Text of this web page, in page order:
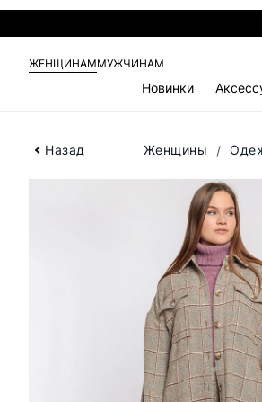
ЖЕНЩИНАММУЖЧИНАМ
Новинки
Назад Женщины